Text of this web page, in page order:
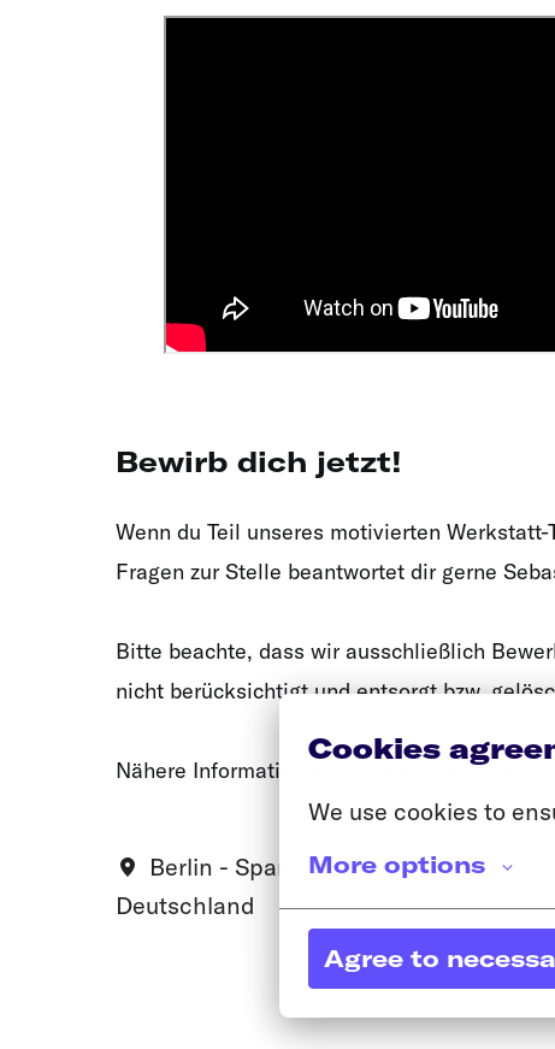
Cookies
We use cookies to
More options
Agree to
Bewirb dich jetzt!
Wenn du Teil unseres motivierten
Fragen zur Stelle beantwortet dir gerne
Bitte beachte, dass wir ausschließlich
nicht berücksichtigt und entsorgt bzw.
Nähere Informationen zur
Berlin - Spandau, Berlin,
Deutschland